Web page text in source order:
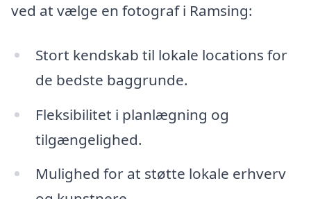
ved at vælge en fotograf i Ramsing:
Stort kendskab til lokale locations for
de bedste baggrunde.
Fleksibilitet i planlægning og
tilgængelighed.
Mulighed for at støtte lokale erhverv